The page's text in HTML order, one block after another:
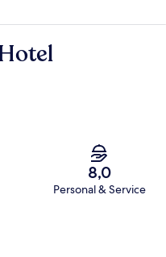
8,0
Personal & Service